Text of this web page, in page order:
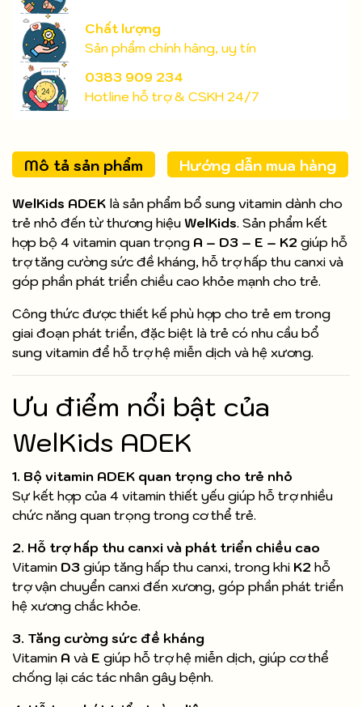
Chất lượng
Sản phẩm chính hãng, uy tín
0383 909 234
Hotline hỗ trợ & CSKH 24/7
Mô tả sản phẩm Hướng dẫn mua hàng
WelKids ADEK là sản phẩm bổ sung vitamin dành cho
trẻ nhỏ đến từ thương hiệu WelKids. Sản phẩm kết
hợp bộ 4 vitamin quan trọng A – D3 – E – K2 giúp hỗ
trợ tăng cường sức đề kháng, hỗ trợ hấp thu canxi và
góp phần phát triển chiều cao khỏe mạnh cho trẻ.
Công thức được thiết kế phù hợp cho trẻ em trong
giai đoạn phát triển, đặc biệt là trẻ có nhu cầu bổ
sung vitamin để hỗ trợ hệ miễn dịch và hệ xương.
Ưu điểm nổi bật của
WelKids ADEK
1. Bộ vitamin ADEK quan trọng cho trẻ nhỏ
Sự kết hợp của 4 vitamin thiết yếu giúp hỗ trợ nhiều
chức năng quan trọng trong cơ thể trẻ.
2. Hỗ trợ hấp thu canxi và phát triển chiều cao
Vitamin D3 giúp tăng hấp thu canxi, trong khi K2 hỗ
trợ vận chuyển canxi đến xương, góp phần phát triển
hệ xương chắc khỏe.
3. Tăng cường sức đề kháng
Vitamin A và E giúp hỗ trợ hệ miễn dịch, giúp cơ thể
chống lại các tác nhân gây bệnh.